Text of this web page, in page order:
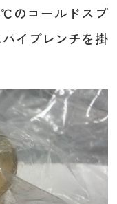
のコールドスプ
イプレンチを掛